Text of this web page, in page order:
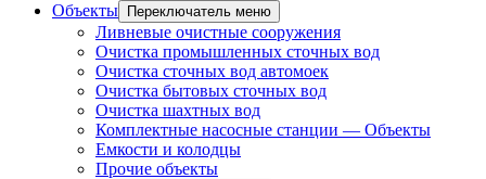
Объекты
Переключатель меню
Ливневые очистные сооружения
Очистка промышленных сточных вод
Очистка сточных вод автомоек
Очистка бытовых сточных вод
Очистка шахтных вод
Комплектные насосные станции — Объекты
Емкости и колодцы
Прочие объекты